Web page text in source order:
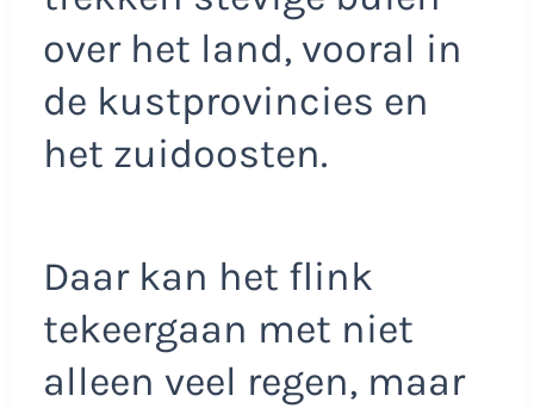
over het land, vooral in
de kustprovincies en
het zuidoosten.
Daar kan het flink
tekeergaan met niet
alleen veel regen, maar